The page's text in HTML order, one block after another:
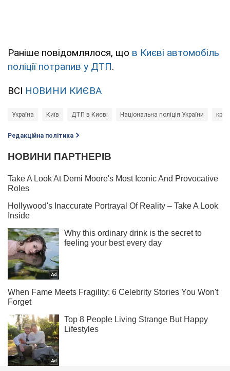
Раніше повідомлялося, що в Києві автомобіль
поліції потрапив у ДТП.
ВСІ НОВИНИ КИЄВА
Україна Київ ДТП в Києві Національна поліція України
Редакційна політика